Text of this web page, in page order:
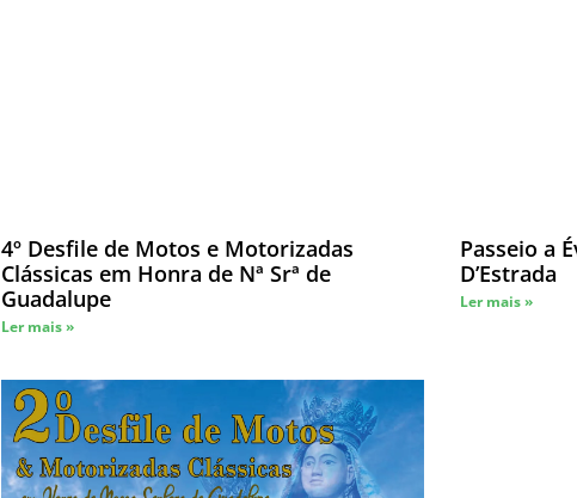
4º Desfile de Motos e Motorizadas
Clássicas em Honra de Nª Srª de
Guadalupe
Ler mais »
Passeio a
D’Estrada
Ler mais »